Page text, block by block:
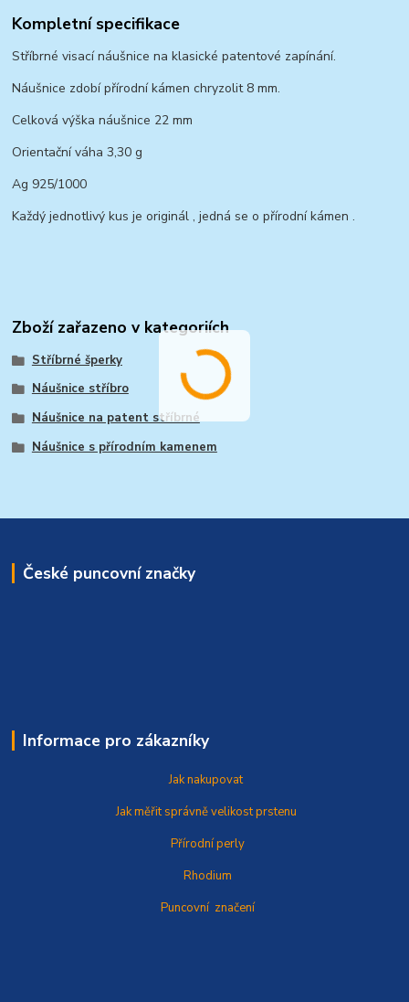
Kompletní specifikace
Stříbrné visací náušnice na klasické patentové zapínání.
Náušnice zdobí přírodní kámen chryzolit 8 mm.
Celková výška náušnice 22 mm
Orientační váha 3,30 g
Ag 925/1000
Každý jednotlivý kus je originál , jedná se o přírodní kámen .
Zboží zařazeno v kategoriích
Stříbrné šperky
Náušnice stříbro
Náušnice na patent stříbrné
Náušnice s přírodním kamenem
České puncovní značky
Informace pro zákazníky
Jak nakupovat
Jak měřit správněvelikost prstenu
Přírodní perly
Rhodium
Puncovní značení